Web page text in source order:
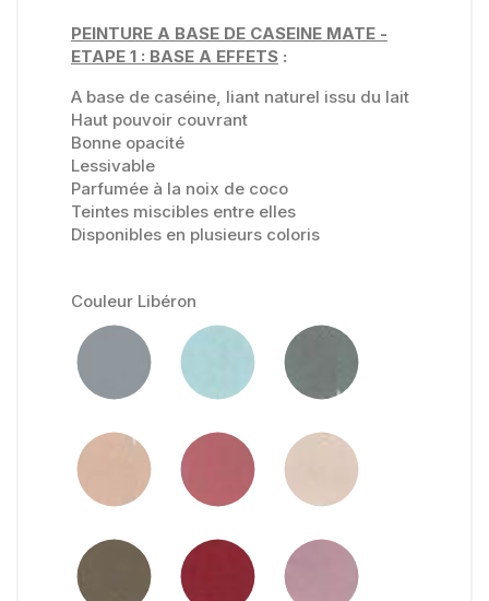
PEINTURE A BASE DE CASEINE MATE -
ETAPE 1 : BASE A EFFETS :
A base de caséine, liant naturel issu du lait
Haut pouvoir couvrant
Bonne opacité
Lessivable
Parfumée à la noix de coco
Teintes miscibles entre elles
Disponibles en plusieurs coloris
Couleur Libéron